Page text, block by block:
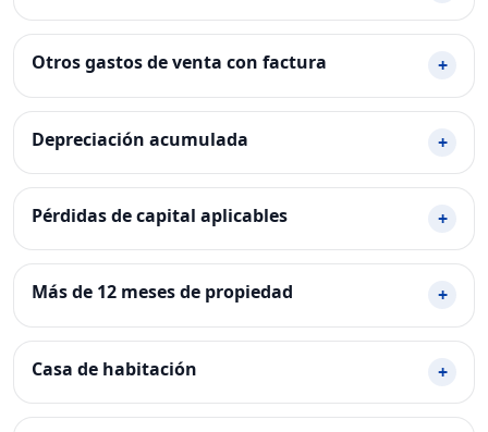
Otros gastos de venta con factura +
Depreciación acumulada +
Pérdidas de capital aplicables +
Más de 12 meses de propiedad +
Casa de habitación +